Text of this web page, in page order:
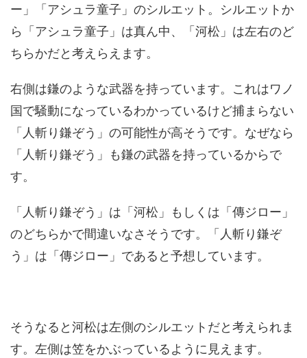
ー」「アシュラ童子」のシルエット。シルエットか
ら「アシュラ童子」は真ん中、「河松」は左右のど
ちらかだと考えらえます。
右側は鎌のような武器を持っています。これはワノ
国で騒動になっているわかっているけど捕まらない
「人斬り鎌ぞう」の可能性が高そうです。なぜなら
「人斬り鎌ぞう」も鎌の武器を持っているからで
す。
「人斬り鎌ぞう」は「河松」もしくは「傳ジロー」
のどちらかで間違いなさそうです。「人斬り鎌ぞ
う」は「傳ジロー」であると予想しています。
そうなると河松は左側のシルエットだと考えられま
す。左側は笠をかぶっているように見えます。